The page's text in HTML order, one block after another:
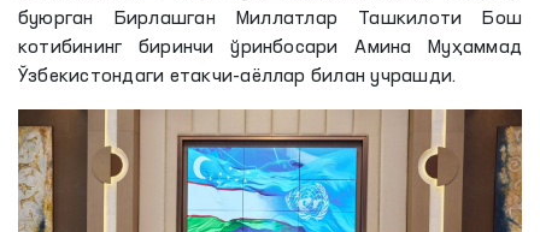
буюрган Бирлашган Миллатлар Ташкилоти Бош
котибининг биринчи ўринбосари Амина Муҳаммад
Ўзбекистондаги етакчи-аёллар билан учрашди.